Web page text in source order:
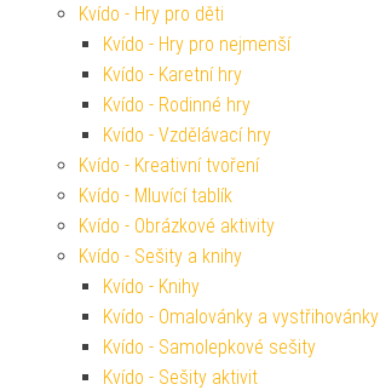
Kvído - Hry pro děti
Kvído - Hry pro nejmenší
Kvído - Karetní hry
Kvído - Rodinné hry
Kvído - Vzdělávací hry
Kvído - Kreativní tvoření
Kvído - Mluvící tablík
Kvído - Obrázkové aktivity
Kvído - Sešity a knihy
Kvído - Knihy
Kvído - Omalovánky a vystřihovánky
Kvído - Samolepkové sešity
Kvído - Sešity aktivit